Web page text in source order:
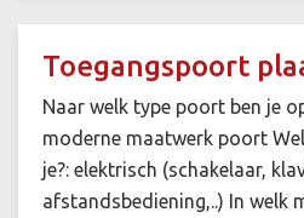
Toegangspoort
Naar welk type poort ben je
moderne maatwerk poort
je?: elektrisch (schakelaar,
afstandsbediening,..) In welk